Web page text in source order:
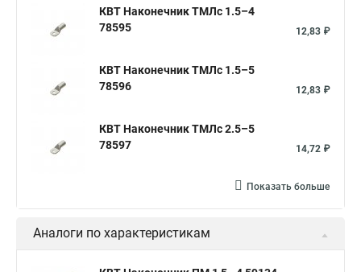
КВТ Наконечник ТМЛс 1.5–4
78595
12,83 ₽
КВТ Наконечник ТМЛс 1.5–5
78596
12,83 ₽
КВТ Наконечник ТМЛс 2.5–5
78597
14,72 ₽
Показать больше
Аналоги по характеристикам